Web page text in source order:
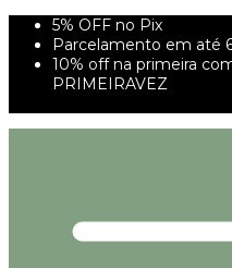
5% OFF no Pix
Parcelamento em até
10% off na primeira
PRIMEIRAVEZ